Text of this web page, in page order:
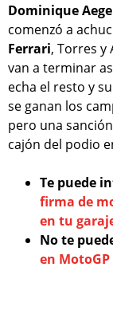
Dominique
comenzó a
Ferrari, Torres y
van a terminar
echa el resto y
se ganan los
pero una
cajón del podio
Te puede
firma de
en tu
No te
en